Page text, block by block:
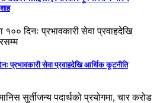
प्रभावकारी सेवा प्रवाहदेखि आर्थिक कूटनीति